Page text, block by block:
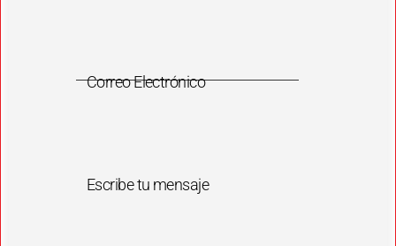
Correo Electrónico
Escribe tu mensaje